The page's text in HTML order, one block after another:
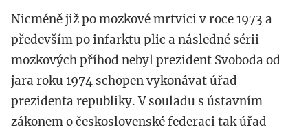
Nicméně již po mozkové mrtvici v roce 1973 a
především po infarktu plic a následné sérii
mozkových příhod nebyl prezident Svoboda od
jara roku 1974 schopen vykonávat úřad
prezidenta republiky. V souladu s ústavním
zákonem o československé federaci tak úřad